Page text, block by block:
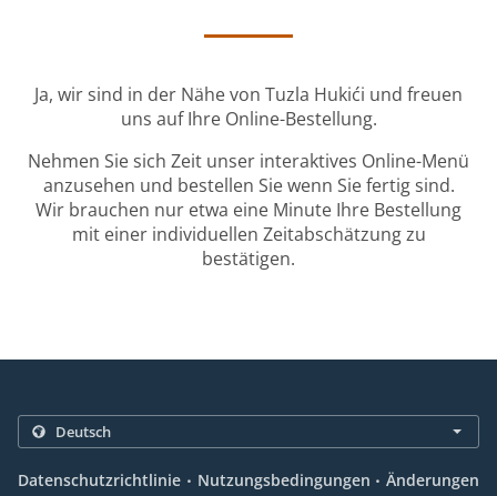
Ja, wir sind in der Nähe von Tuzla Hukići und freuen
uns auf Ihre Online-Bestellung.
Nehmen Sie sich Zeit unser interaktives Online-Menü
anzusehen und bestellen Sie wenn Sie fertig sind.
Wir brauchen nur etwa eine Minute Ihre Bestellung
mit einer individuellen Zeitabschätzung zu
bestätigen.
Datenschutzrichtlinie . Nutzungsbedingungen . Änderungen